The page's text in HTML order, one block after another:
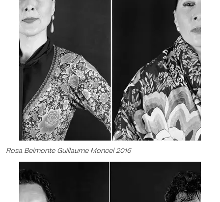
Rosa Belmonte Guillaume Moncel 2016